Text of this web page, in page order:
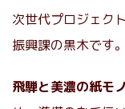
次世代プロジェク
振興課の黒木です。
飛騨と美濃の紙モ